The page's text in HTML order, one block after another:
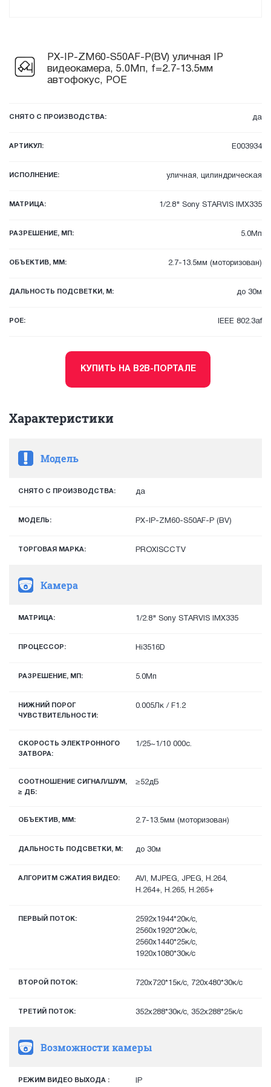
PX-IP-ZM60-S50AF-P(BV) уличная IP
видеокамера, 5.0Мп, f=2.7-13.5мм
автофокус, POE
СНЯТО С ПРОИЗВОДСТВА: да
АРТИКУЛ: E003934
ИСПОЛНЕНИЕ: уличная, цилиндрическая
МАТРИЦА: 1/2.8" Sony STARVIS IMX335
РАЗРЕШЕНИЕ, МП: 5.0Мп
ОБЪЕКТИВ, ММ: 2.7-13.5мм (моторизован)
ДАЛЬНОСТЬ ПОДСВЕТКИ, М: до 30м
POE: IEEE 802.3af
КУПИТЬ НА B2B-ПОРТАЛЕ
Характеристики
Модель
СНЯТО С ПРОИЗВОДСТВА: да
МОДЕЛЬ: PX-IP-ZM60-S50AF-P (BV)
ТОРГОВАЯ МАРКА: PROXISCCTV
Камера
МАТРИЦА: 1/2.8" Sony STARVIS IMX335
ПРОЦЕССОР: Hi3516D
РАЗРЕШЕНИЕ, МП: 5.0Мп
НИЖНИЙ ПОРОГ
ЧУВСТВИТЕЛЬНОСТИ:
0.005Лк / F1.2
СКОРОСТЬ ЭЛЕКТРОННОГО
ЗАТВОРА:
1/25~1/10 000с.
СООТНОШЕНИЕ СИГНАЛ/ШУМ,
≥ ДБ:
≥52дБ
ОБЪЕКТИВ, ММ: 2.7-13.5мм (моторизован)
ДАЛЬНОСТЬ ПОДСВЕТКИ, М: до 30м
АЛГОРИТМ СЖАТИЯ ВИДЕО:
AVI, MJPEG, JPEG, H.264,
H.264+, H.265, H.265+
ПЕРВЫЙ ПОТОК:
2592x1944*20к/с,
2560x1920*20к/с,
2560x1440*25к/с,
1920х1080*30к/с
ВТОРОЙ ПОТОК: 720x720*15к/с, 720х480*30к/с
ТРЕТИЙ ПОТОК: 352х288*30к/с, 352х288*25к/с
Возможности камеры
РЕЖИМ ВИДЕО ВЫХОДА : IP